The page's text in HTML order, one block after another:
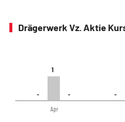
Drägerwerk Vz. Aktie
-- --
11
--
Apr